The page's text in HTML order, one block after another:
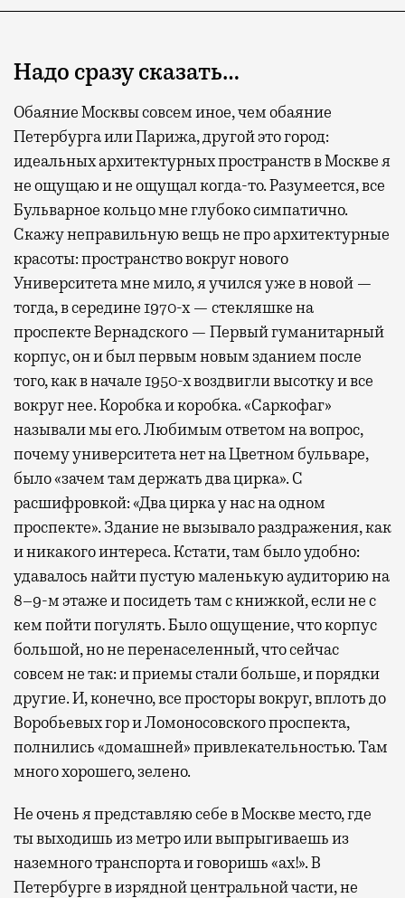
Надо сразу сказать…
Обаяние Москвы совсем иное, чем обаяние
Петербурга или Парижа, другой это город:
идеальных архитектурных пространств в Москве я
не ощущаю и не ощущал когда-то. Разумеется, все
Бульварное кольцо мне глубоко симпатично.
Скажу неправильную вещь не про архитектурные
красоты: пространство вокруг нового
Университета мне мило, я учился уже в новой —
тогда, в середине 1970-х — стекляшке на
проспекте Вернадского — Первый гуманитарный
корпус, он и был первым новым зданием после
того, как в начале 1950-х воздвигли высотку и все
вокруг нее. Коробка и коробка. «Саркофаг»
называли мы его. Любимым ответом на вопрос,
почему университета нет на Цветном бульваре,
было «зачем там держать два цирка». С
расшифровкой: «Два цирка у нас на одном
проспекте». Здание не вызывало раздражения, как
и никакого интереса. Кстати, там было удобно:
удавалось найти пустую маленькую аудиторию на
8–9-м этаже и посидеть там с книжкой, если не с
кем пойти погулять. Было ощущение, что корпус
большой, но не перенаселенный, что сейчас
совсем не так: и приемы стали больше, и порядки
другие. И, конечно, все просторы вокруг, вплоть до
Воробьевых гор и Ломоносовского проспекта,
полнились «домашней» привлекательностью. Там
много хорошего, зелено.
Не очень я представляю себе в Москве место, где
ты выходишь из метро или выпрыгиваешь из
наземного транспорта и говоришь «ах!». В
Петербурге в изрядной центральной части, не